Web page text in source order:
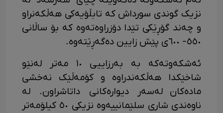
نزیک گوندی سورداش کە تابڵۆیەکی هەڵکەنراو
و چەند گۆڕێکی تێدا دۆزراوەتەوە کە بۆ ساڵانی
٥٥٠- ٦٠٠ی پێش زایین دەگەڕێتەوە.
ئەشکەوتەکە بە بەرزاییی ١٠ مەتر لەنێو
شاخێکدا ھەڵکەندراوە و کۆمەڵێک نەخشی
مادەکان لەسەر دیوارەکانی داتاشراون. لە
ناوەندی شاری سلێمانییەوە نزیکی ٥٠ کیلۆمەتر